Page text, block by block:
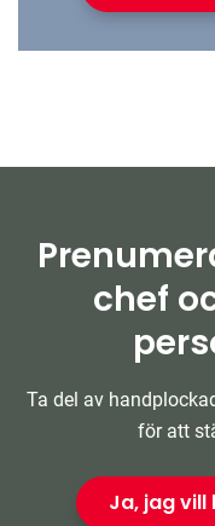
chef
Ta del av
för att
Ja, jag